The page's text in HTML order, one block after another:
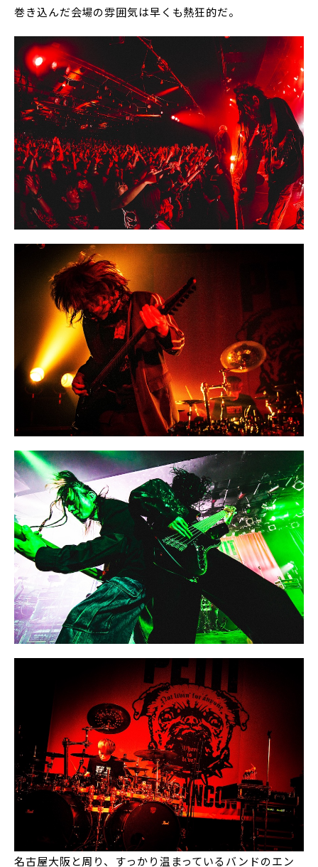
巻き込んだ会場の雰囲気は早くも熱狂的だ。
名古屋大阪と周り、すっかり温まっているバンドのエン